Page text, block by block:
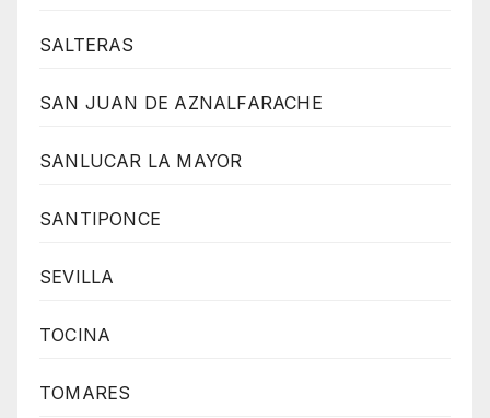
SALTERAS
SAN JUAN DE AZNALFARACHE
SANLUCAR LA MAYOR
SANTIPONCE
SEVILLA
TOCINA
TOMARES